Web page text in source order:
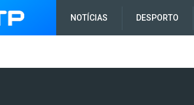
NOTÍCIAS DESPORTO